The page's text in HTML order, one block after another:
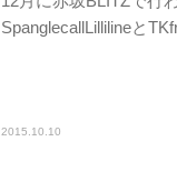
SpanglecallLillilineと
2015.10.10